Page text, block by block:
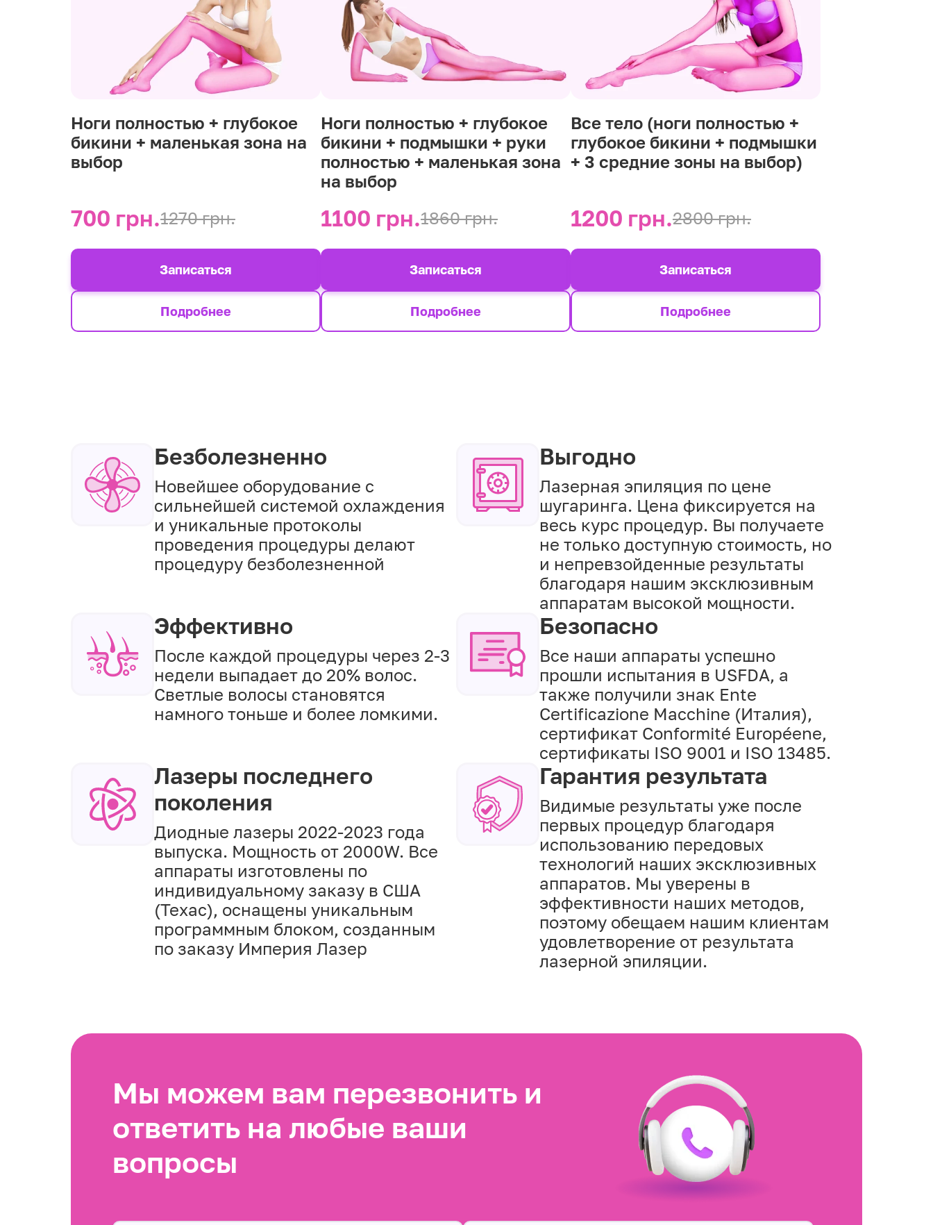
Ноги полностью + глубокое
бикини + маленькая зона на
выбор
700 грн.1270 грн.
Подробнее
Записаться
Ноги полностью + глубокое
бикини + подмышки + руки
полностью + маленькая зона
на выбор
1100 грн.1860 грн.
Подробнее
Записаться
Все тело (ноги полностью +
глубокое бикини + подмышки
+ 3 средние зоны на выбор)
1200 грн.2800 грн.
Подробнее
Записаться
Безболезненно
Новейшее оборудование с
сильнейшей системой охлаждения
и уникальные протоколы
проведения процедуры делают
процедуру безболезненной
Выгодно
Лазерная эпиляция по цене
шугаринга. Цена фиксируется на
весь курс процедур. Вы получаете
не только доступную стоимость, но
и непревзойденные результаты
благодаря нашим эксклюзивным
аппаратам высокой мощности.
Эффективно
После каждой процедуры через 2-3
недели выпадает до 20% волос.
Светлые волосы становятся
намного тоньше и более ломкими.
Безопасно
Все наши аппараты успешно
прошли испытания в USFDA, а
также получили знак Ente
Certificazione Macchine (Италия),
сертификат Conformité Européene,
сертификаты ISO 9001 и ISO 13485.
Лазеры последнего
поколения
Диодные лазеры 2022-2023 года
выпуска. Мощность от 2000W. Все
аппараты изготовлены по
индивидуальному заказу в США
(Техас), оснащены уникальным
программным блоком, созданным
по заказу Империя Лазер
Гарантия результата
Видимые результаты уже после
первых процедур благодаря
использованию передовых
технологий наших эксклюзивных
аппаратов. Мы уверены в
эффективности наших методов,
поэтому обещаем нашим клиентам
удовлетворение от результата
лазерной эпиляции.
Мы можем вам перезвонить и
ответить на любые ваши
вопросы